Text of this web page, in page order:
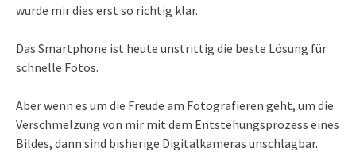
wurde mir dies erst so richtig klar.
Das Smartphone ist heute unstrittig die beste Lösung für
schnelle Fotos.
Aber wenn es um die Freude am Fotografieren geht, um die
Verschmelzung von mir mit dem Entstehungsprozess eines
Bildes, dann sind bisherige Digitalkameras unschlagbar.